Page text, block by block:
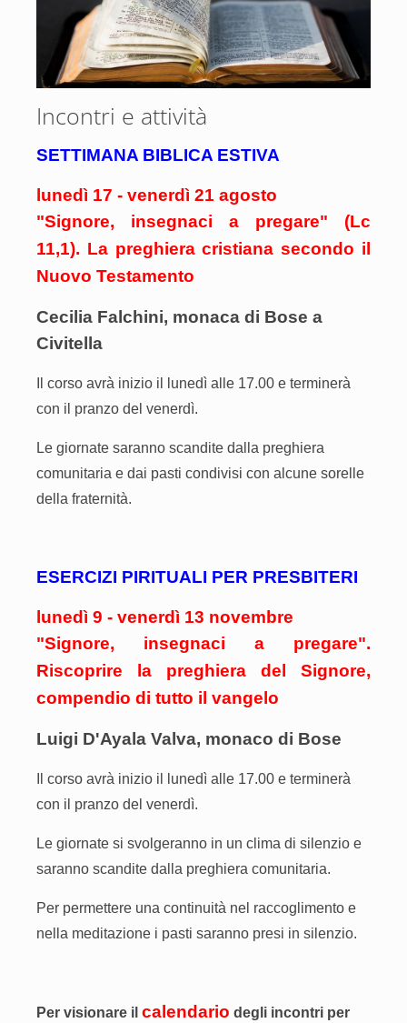
Incontri e attività
SETTIMANA BIBLICA ESTIVA
lunedì 17 - venerdì 21 agosto
"Signore, insegnaci a pregare" (Lc
11,1). La preghiera cristiana secondo il
Nuovo Testamento
Cecilia Falchini, monaca di Bose a
Civitella
corso avrà inizio il lunedì alle 17.00 e terminerà
con il pranzo del venerdì.
Le giornate saranno scandite dalla preghiera
comunitaria e dai pasti condivisi con alcune sorelle
della fraternità.
ESERCIZI PIRITUALI PER PRESBITERI
lunedì 9 - venerdì 13 novembre
"Signore, insegnaci a pregare".
Riscoprire la preghiera del Signore,
compendio di tutto il vangelo
Luigi D'Ayala Valva, monaco di Bose
corso avrà inizio il lunedì alle 17.00 e terminerà
con il pranzo del venerdì.
Le giornate si svolgeranno in un clima di silenzio e
saranno scandite dalla preghiera comunitaria.
Per permettere una continuità nel raccoglimento e
nella meditazione i pasti saranno presi in silenzio.
Per visionare il calendario degli incontri per